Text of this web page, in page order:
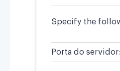
Specify the
Porta do servidor: